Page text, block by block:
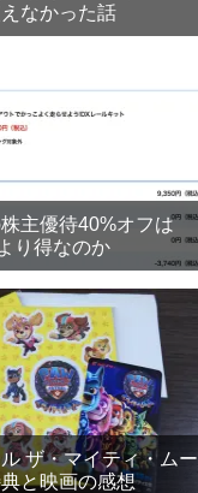
なかった話
主優待40%オフは
り得なのか
ザ・マイティ・ムー
と映画の感想